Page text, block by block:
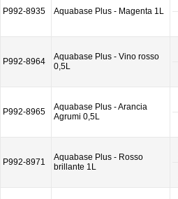
P992-8935 Aquabase Plus - Magenta 1L
P992-8964
Aquabase Plus - Vino rosso
0,5L
P992-8965
Aquabase Plus - Arancia
Agrumi 0,5L
P992-8971
Aquabase Plus - Rosso
brillante 1L